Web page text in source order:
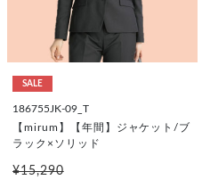
SALE
186755JK-09_T
【mirum】【年間】ジャケット/ブ
ラック×ソリッド
¥15,290